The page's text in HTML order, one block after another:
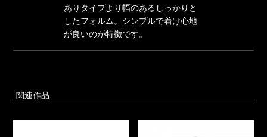
ありタイプより幅のあるしっかりと
したフォルム。シンプルで着け心地
が良いのが特徴です。
関連作品